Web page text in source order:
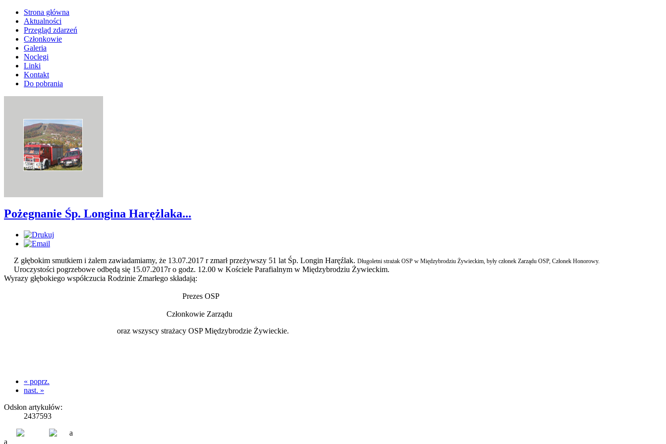
Strona główna
Aktualności
Przegląd zdarzeń
Członkowie
Galeria
Noclegi
Linki
Kontakt
Do pobrania
Pożegnanie Śp. Longina Harężlaka...
Z głębokim smutkiem i żalem zawiadamiamy, że 13.07.2017 r zmarł przeżywszy 51 lat Śp. Longin Haręźlak. Długoletni strażak OSP w Międzybrodziu Żywieckim, były członek Zarządu OSP, Członek Honorowy.
Uroczystości pogrzebowe odbędą się 15.07.2017r o godz. 12.00 w Kościele Parafialnym w Międzybrodziu Żywieckim.
Wyrazy głębokiego współczucia Rodzinie Zmarłego składają:
Prezes OSP
Członkowie Zarządu
oraz wszyscy strażacy OSP Międzybrodzie Żywieckie.
« poprz.
nast. »
Odsłon artykułów:
2437593
a
a